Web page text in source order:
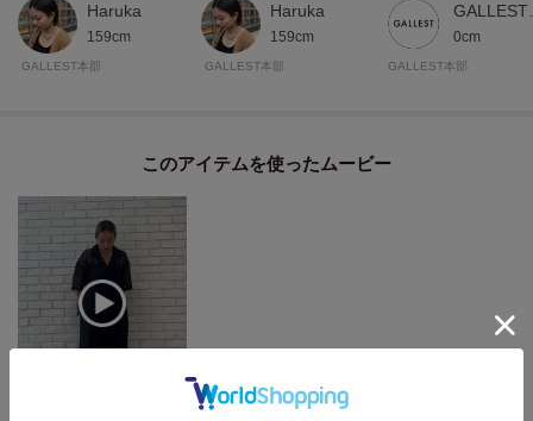
Haruka
159cm
GALLEST本部
Haruka
159cm
GALLEST本部
0cm
GALLEST本部
このアイテムを使ったムービー